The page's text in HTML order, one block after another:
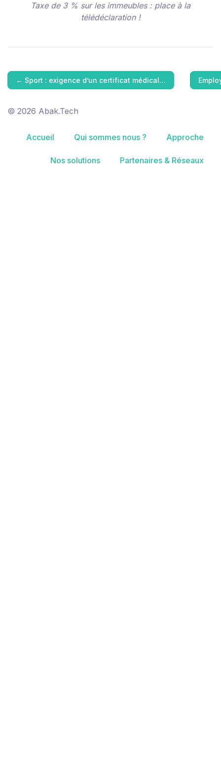
Taxe de 3 % sur les immeubles : place à la
télédéclaration !
← Sport : exigence d’un certificat médical…
© 2026 Abak.Tech
Accueil Qui sommes nous ? Approche
Nos solutions Partenaires & Réseaux